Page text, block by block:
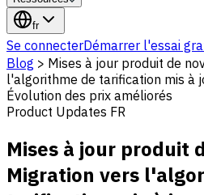
fr
Se connecterDémarrer l'essai
Blog > Mises à jour produit de
l'algorithme de tarification mis à
Évolution des prix améliorés
Product Updates FR
Mises à jour produit
Migration vers